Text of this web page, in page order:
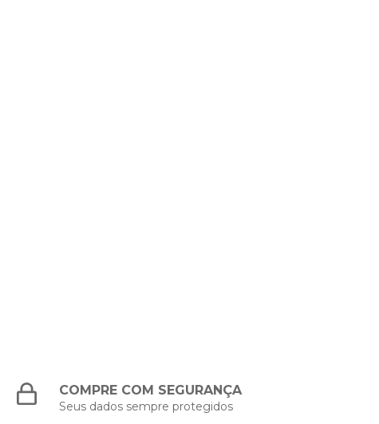
COMPRE COM SEGURANÇA
Seus dados sempre protegidos